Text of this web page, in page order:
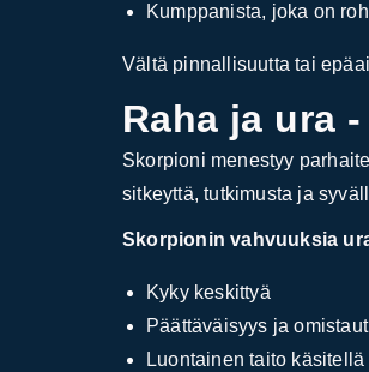
Kumppanista, joka on
Vältä pinnallisuutta tai
Raha ja ura
Skorpioni menestyy
sitkeyttä, tutkimusta ja
Skorpionin vahvuuksia
Kyky keskittyä
Päättäväisyys ja
Luontainen taito